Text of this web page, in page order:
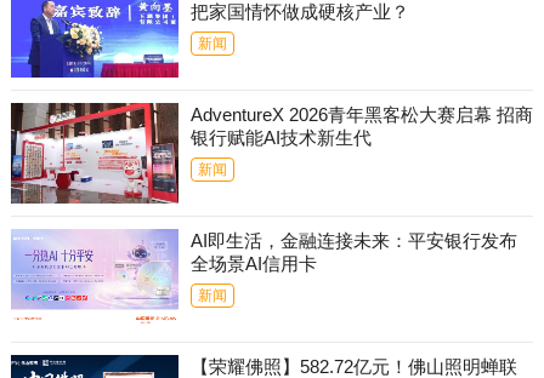
把家国情怀做成硬核产业？
新闻
AdventureX 2026青年黑客松大赛启幕 招商
银行赋能AI技术新生代
新闻
AI即生活，金融连接未来：平安银行发布
全场景AI信用卡
新闻
【荣耀佛照】582.72亿元！佛山照明蝉联